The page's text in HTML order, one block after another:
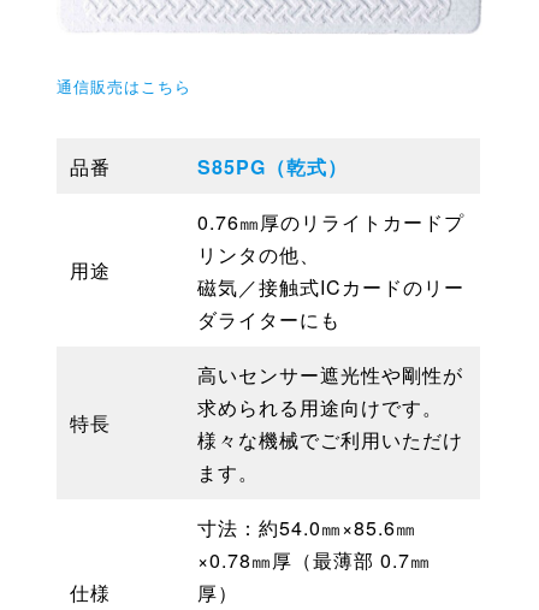
通信販売はこちら
品番 S85PG（乾式）
用途
0.76㎜厚のリライトカードプ
リンタの他、
磁気／接触式ICカードのリー
ダライターにも
特長
高いセンサー遮光性や剛性が
求められる用途向けです。
様々な機械でご利用いただけ
ます。
仕様
寸法：約54.0㎜×85.6㎜
×0.78㎜厚（最薄部 0.7㎜
厚）